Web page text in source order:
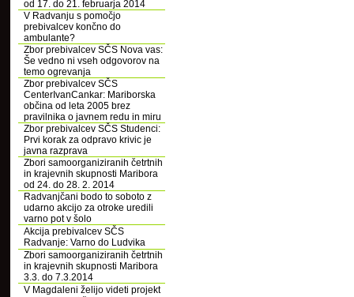
od 17. do 21. februarja 2014
V Radvanju s pomočjo
prebivalcev končno do
ambulante?
Zbor prebivalcev SČS Nova vas:
Še vedno ni vseh odgovorov na
temo ogrevanja
Zbor prebivalcev SČS
CenterIvanCankar: Mariborska
občina od leta 2005 brez
pravilnika o javnem redu in miru
Zbor prebivalcev SČS Studenci:
Prvi korak za odpravo krivic je
javna razprava
Zbori samoorganiziranih četrtnih
in krajevnih skupnosti Maribora
od 24. do 28. 2. 2014
Radvanjčani bodo to soboto z
udarno akcijo za otroke uredili
varno pot v šolo
Akcija prebivalcev SČS
Radvanje: Varno do Ludvika
Zbori samoorganiziranih četrtnih
in krajevnih skupnosti Maribora
3.3. do 7.3.2014
V Magdaleni želijo videti projekt